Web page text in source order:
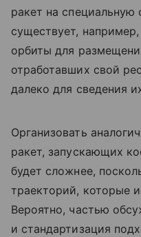
ракет на специальную
существует,
орбиты для
отработавших свой
далеко для сведения
Организовать
ракет, запускающих
будет сложнее,
траекторий, которые
Вероятно, частью
и стандартизация